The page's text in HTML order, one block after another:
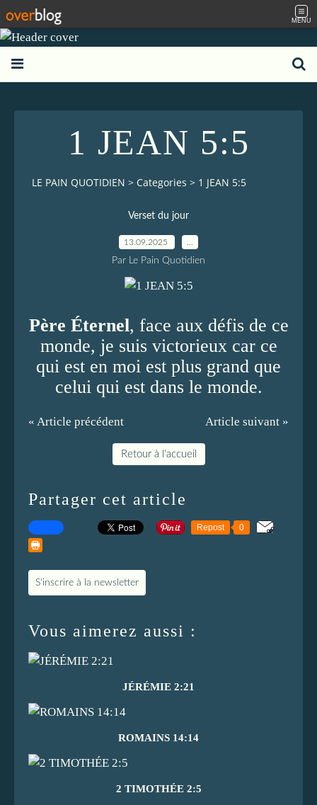
MENU
1 JEAN 5:5
LE PAIN QUOTIDIEN > Categories > 1 JEAN 5:5
Verset du jour
13.09.2025
Par Le Pain Quotidien
Père Éternel, face aux défis de ce
monde, je suis victorieux car ce
qui est en moi est plus grand que
celui qui est dans le monde.
« Article précédent Article suivant »
Retour à l'accueil
Partager cet article
Repost 0
S'inscrire à la newsletter
Vous aimerez aussi :
JÉRÉMIE 2:21
ROMAINS 14:14
2 TIMOTHÉE 2:5